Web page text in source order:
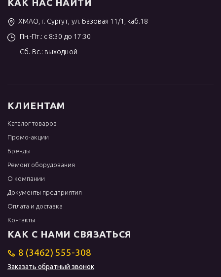
КАК НАС НАЙТИ
ХМАО, г. Сургут, ул. Базовая 11/1, каб.18
Пн.-Пт.: с 8:30 до 17:30
Сб.-Вс.: выходной
КЛИЕНТАМ
Каталог товаров
Промо-акции
Бренды
Ремонт оборудования
О компании
Документы предприятия
Оплата и доставка
Контакты
КАК С НАМИ СВЯЗАТЬСЯ
8 (3462) 555-308
Заказать обратный звонок